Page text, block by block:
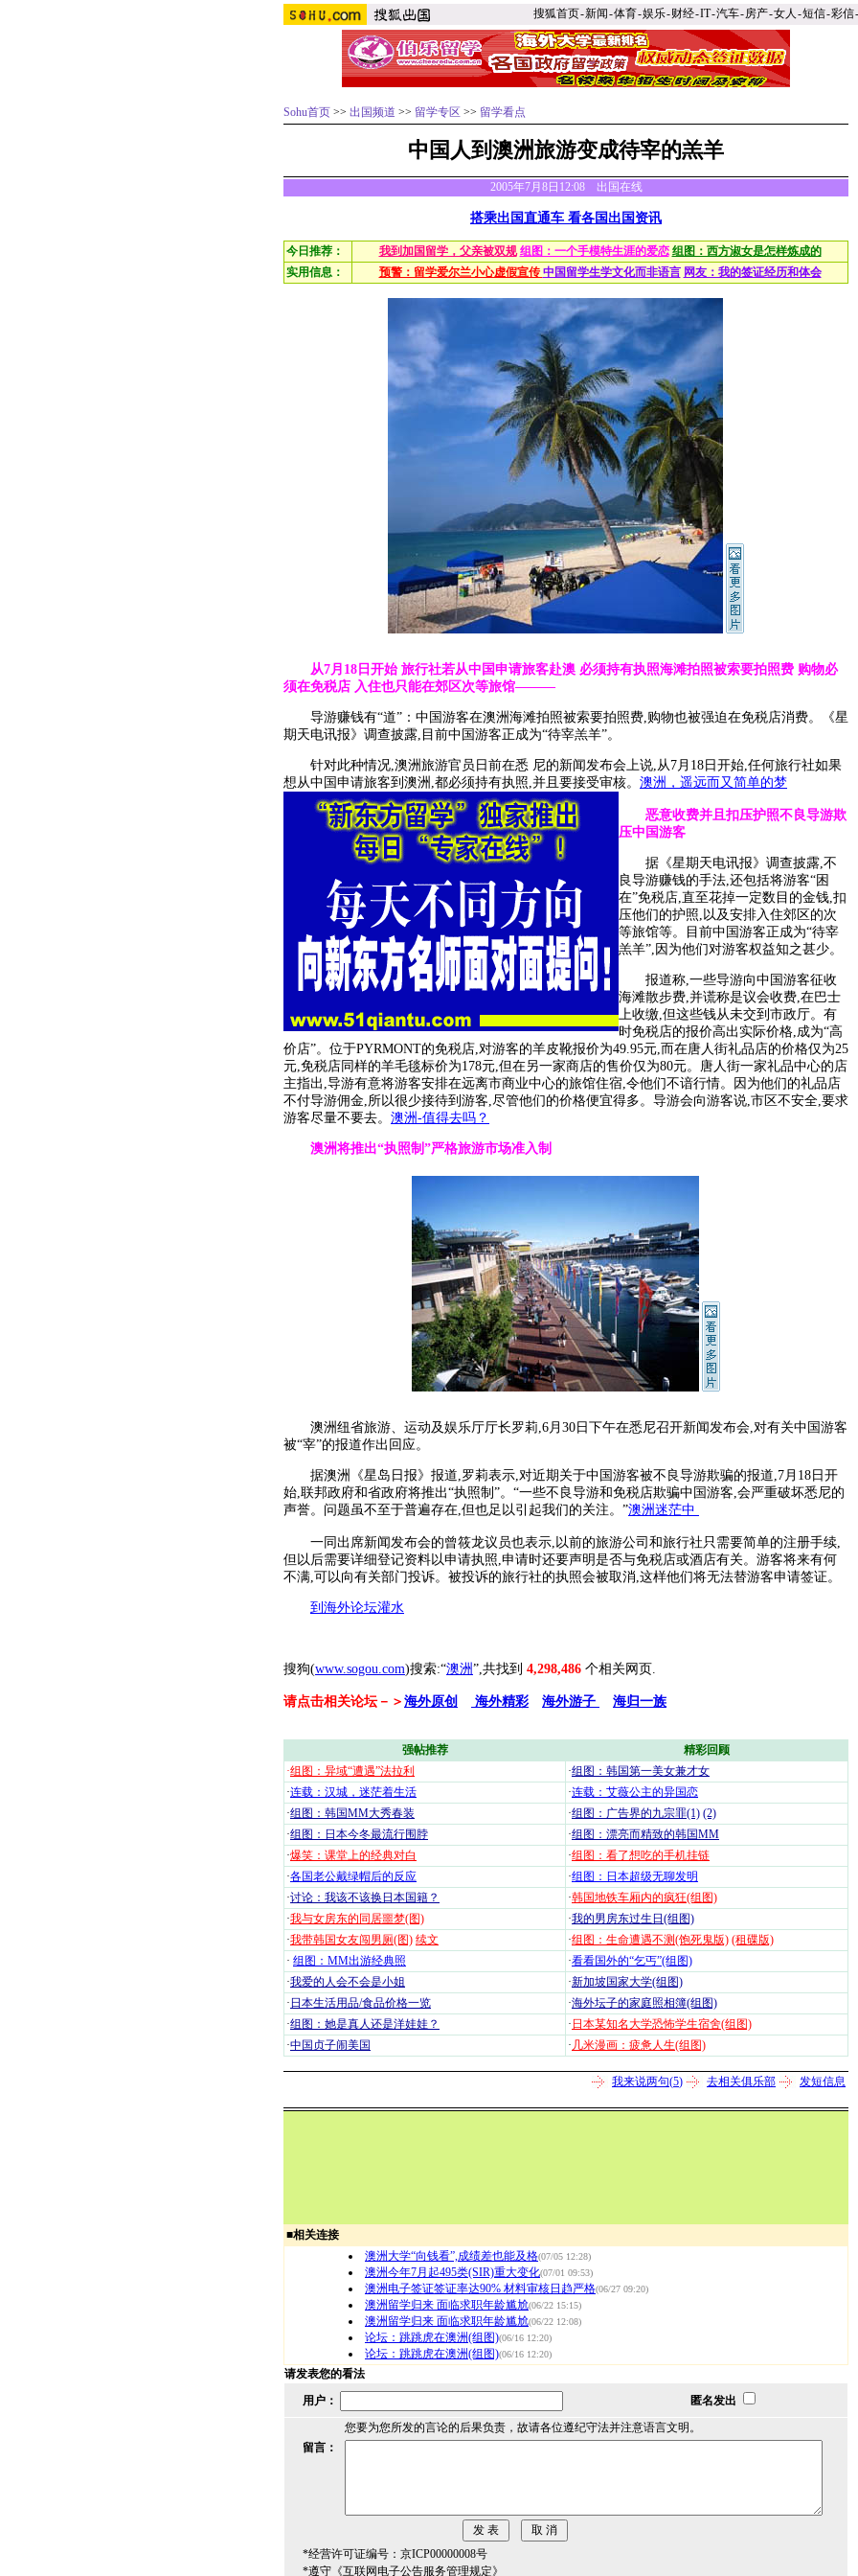
搜狐首页-新闻-体育-娱乐-财经-IT-汽车-房产-女人 -短信-彩信-
Sohu首页 >> 出国频道 >> 留学专区 >> 留学看点
中国人到澳洲旅游变成待宰的羔羊
2005年7月8日12:08 出国在线
搭乘出国直通车 看各国出国资讯
今日推荐： 我到加国留学，父亲被双规 组图：一个手模特生涯的爱恋 组图：西方淑女是怎样炼成的
实用信息：
预警：留学爱尔兰小心虚假宣传 中国留学生学文化而非语言 网友：我的签证经历和体会
从7月18日开始 旅行社若从中国申请旅客赴澳 必须持有执照海滩拍照被索要拍照费 购物必
须在免税店 入住也只能在郊区次等旅馆———
导游赚钱有“道”：中国游客在澳洲海滩拍照被索要拍照费,购物也被强迫在免税店消费。《星
期天电讯报》调查披露,目前中国游客正成为“待宰羔羊”。
针对此种情况,澳洲旅游官员日前在悉 尼的新闻发布会上说,从7月18日开始,任何旅行社如果
想从中国申请旅客到澳洲,都必须持有执照,并且要接受审核。 澳洲，遥远而又简单的梦
恶意收费并且扣压护照不良导游欺
压中国游客
据《星期天电讯报》调查披露,不
良导游赚钱的手法,还包括将游客“困
在”免税店,直至花掉一定数目的金钱,扣
压他们的护照,以及安排入住郊区的次
等旅馆等。目前中国游客正成为“待宰
羔羊”,因为他们对游客权益知之甚少。
报道称,一些导游向中国游客征收
海滩散步费,并谎称是议会收费,在巴士
上收缴,但这些钱从未交到市政厅。有
时免税店的报价高出实际价格,成为“高
价店”。位于PYRMONT的免税店,对游客的羊皮靴报价为49.95元,而在唐人街礼品店的价格仅为25
元,免税店同样的羊毛毯标价为178元,但在另一家商店的售价仅为80元。唐人街一家礼品中心的店
主指出,导游有意将游客安排在远离市商业中心的旅馆住宿,令他们不谙行情。因为他们的礼品店
不付导游佣金,所以很少接待到游客,尽管他们的价格便宜得多。导游会向游客说,市区不安全,要求
游客尽量不要去。 澳洲-值得去吗？
澳洲将推出“执照制”严格旅游市场准入制
澳洲纽省旅游、运动及娱乐厅厅长罗莉,6月30日下午在悉尼召开新闻发布会,对有关中国游客
被“宰”的报道作出回应。
据澳洲《星岛日报》报道,罗莉表示,对近期关于中国游客被不良导游欺骗的报道,7月18日开
始,联邦政府和省政府将推出“执照制”。“一些不良导游和免税店欺骗中国游客,会严重破坏悉尼的
声誉。问题虽不至于普遍存在,但也足以引起我们的关注。”澳洲迷茫中
一同出席新闻发布会的曾筱龙议员也表示,以前的旅游公司和旅行社只需要简单的注册手续,
但以后需要详细登记资料以申请执照,申请时还要声明是否与免税店或酒店有关。游客将来有何
不满,可以向有关部门投诉。被投诉的旅行社的执照会被取消,这样他们将无法替游客申请签证。
到海外论坛灌水
搜狗(www.sogou.com)搜索:“澳洲”,共找到 4,298,486 个相关网页.
请点击相关论坛－＞ 海外原创 海外精彩 海外游子 海归一族
强帖推荐
精彩回顾
·组图：异域“遭遇”法拉利 ·组图：韩国第一美女兼才女
·连载：汉城，迷茫着生活 ·连载：艾薇公主的异国恋
·组图：韩国MM大秀春装 ·组图：广告界的九宗罪(1) (2)
·组图：日本今冬最流行围脖 ·组图：漂亮而精致的韩国MM
·爆笑：课堂上的经典对白 ·组图：看了想吃的手机挂链
·各国老公戴绿帽后的反应 ·组图：日本超级无聊发明
·讨论：我该不该换日本国籍？ ·韩国地铁车厢内的疯狂(组图)
·我与女房东的同居噩梦(图) ·我的男房东过生日(组图)
·我带韩国女友闯男厕(图) 续文 ·组图：生命遭遇不测(饱死鬼版) (租碟版)
· 组图：MM出游经典照 ·看看国外的“乞丐”(组图)
·我爱的人会不会是小姐 ·新加坡国家大学(组图)
· 日本生活用品/食品价格一览 ·海外坛子的家庭照相簿(组图)
·组图：她是真人还是洋娃娃？ · 日本某知名大学恐怖学生宿舍(组图)
·中国贞子闹美国 · 几米漫画：疲惫人生(组图)
我来说两句(5) 去相关俱乐部 发短信息
■相关连接
澳洲大学“向钱看”,成绩差也能及格(07/05 12:28)
澳洲今年7月起495类(SIR)重大变化(07/01 09:53)
澳洲电子签证签证率达90% 材料审核日趋严格(06/27 09:20)
澳洲留学归来 面临求职年龄尴尬(06/22 15:15)
澳洲留学归来 面临求职年龄尴尬(06/22 12:08)
论坛：跳跳虎在澳洲(组图)(06/16 12:20)
论坛：跳跳虎在澳洲(组图)(06/16 12:20)
请发表您的看法
用户：
匿名发出
您要为您所发的言论的后果负责，故请各位遵纪守法并注意语言文明。
留言：
*经营许可证编号：京ICP00000008号
*遵守《互联网电子公告服务管理规定》